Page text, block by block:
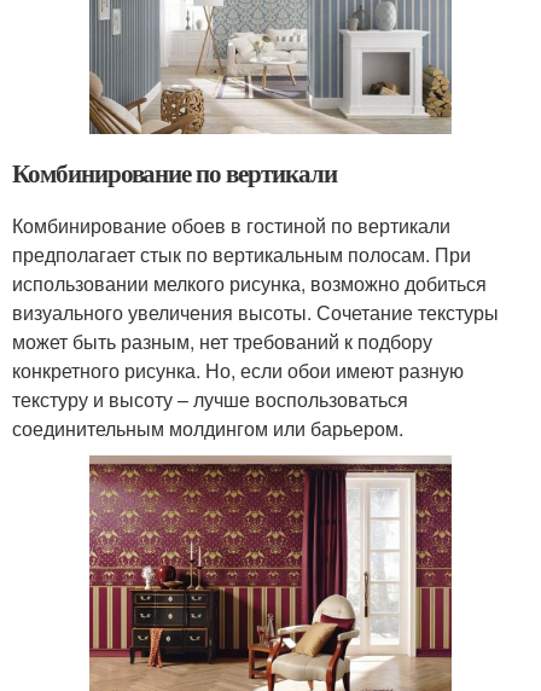
Комбинирование по вертикали
Комбинирование обоев в гостиной по вертикали
предполагает стык по вертикальным полосам. При
использовании мелкого рисунка, возможно добиться
визуального увеличения высоты. Сочетание текстуры
может быть разным, нет требований к подбору
конкретного рисунка. Но, если обои имеют разную
текстуру и высоту – лучше воспользоваться
соединительным молдингом или барьером.